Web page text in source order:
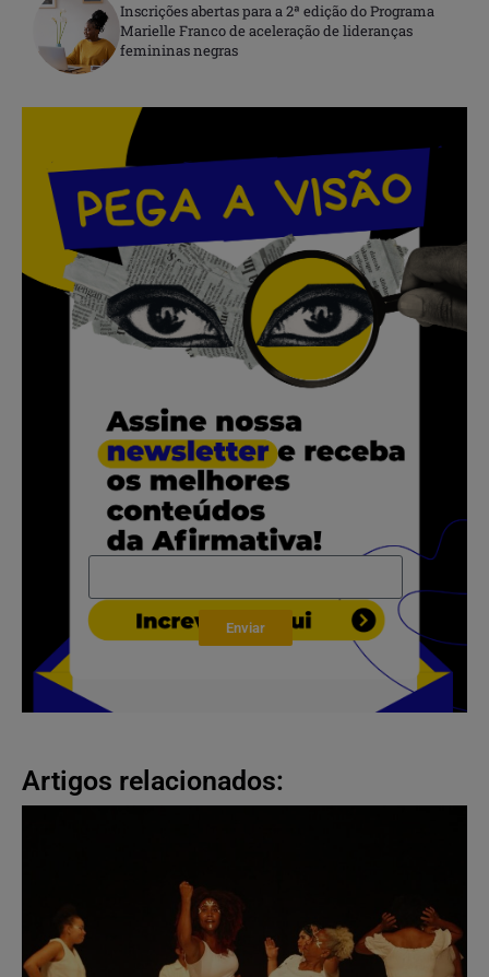
Inscrições abertas para a 2ª edição do Programa
Marielle Franco de aceleração de lideranças
femininas negras
.
.
Enviar
Artigos relacionados: